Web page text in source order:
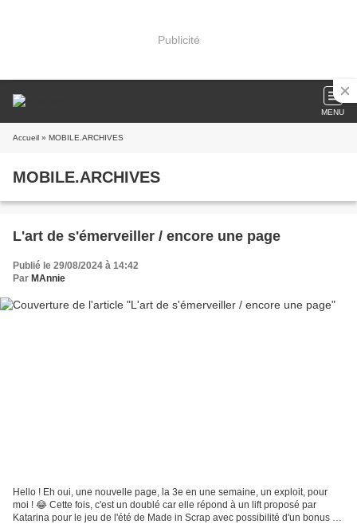
Publicité
MENU
Accueil » MOBILE.ARCHIVES
MOBILE.ARCHIVES
L'art de s'émerveiller / encore une page
Publié le 29/08/2024 à 14:42
Par MAnnie
Hello ! Eh oui, une nouvelle page, la 3e en une semaine, un exploit, pour
moi ! 😂 Cette fois, c'est un doublé car elle répond à un lift proposé par
Katarina pour le jeu de l'été de Made in Scrap avec possibilité d'un bonus si